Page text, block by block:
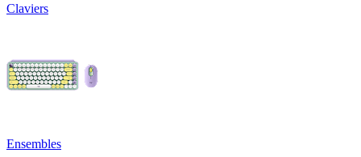
Claviers
Ensembles